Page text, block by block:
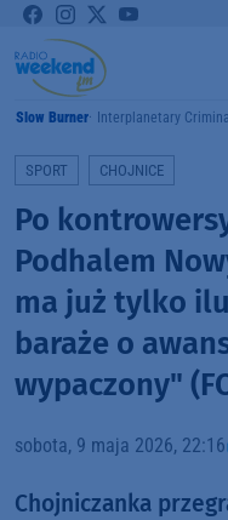
Slow Burner Interplanetary
SPORT CHOJNICE
Po
Podhalem
ma już tylko
baraże o
wypaczony"
sobota, 9 maja 2026, 22:16
Chojniczanka